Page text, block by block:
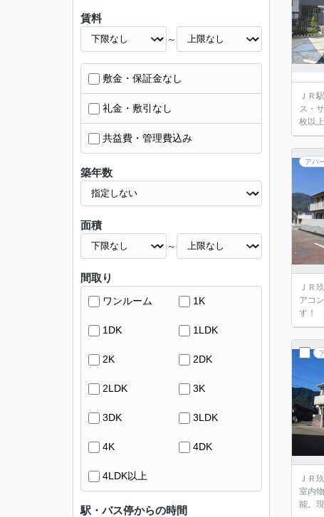
ＪＲ
ス・
枚以
アパ
ＪＲ
アコ
す！
ＪＲ
室内
能。
賃料
～
敷金・保証金なし
礼金・敷引なし
共益費・管理費込み
築年数
面積
～
間取り
ワンルーム 1K
1DK 1LDK
2K 2DK
2LDK 3K
3DK 3LDK
4K 4DK
4LDK以上
駅・バス停からの時間